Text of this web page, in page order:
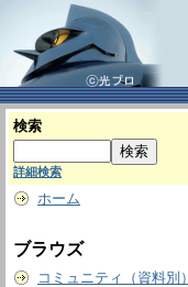
検索
詳細検索
ホーム
ブラウズ
コミュニティ（資料別）